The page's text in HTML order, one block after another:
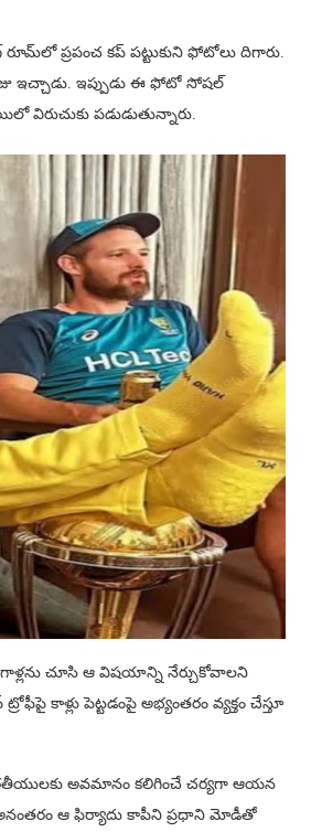
రూమ్‌‌లో ప్రపంచ కప్ పట్టుకుని ఫోటోలు దిగారు.
ఇచ్చాడు. ఇప్పుడు ఈ ఫోటో సోషల్
పడుడుతున్నారు.
చూసి ఆ విషయాన్ని నేర్చుకోవాలని
కాళ్లు పెట్టడంపై అభ్యంతరం వ్యక్తం చేస్తూ
అవమానం కలిగించే చర్యగా ఆయన
అనంతరం ఆ ఫిర్యాదు కాపీని ప్రధాని మోడీతో